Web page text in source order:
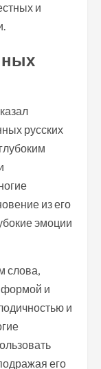
и
русских
из его
эмоции
слова,
формой и
и
его